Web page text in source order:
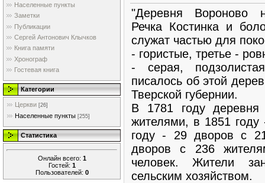
Населенные пункты
Заметки
Публикации
Сергей Антонович Клычков
Книга памяти
Хронограф
Гостевая книга
Категории
Церкви [26]
Населенные пункты [255]
Статистика
Онлайн всего: 1
Гостей: 1
Пользователей: 0
"Деревня Вороново
Речка Костинка и
служат частью для
- гористые, третье -
- серая,
писалось об этой
Тверской губернии.
В 1781 году
жителями, в 1851
году - 29 дворов с
дворов с 236
человек. Жители
сельским хозяйством.